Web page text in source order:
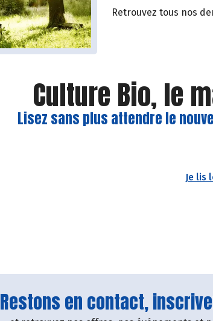
Retrouvez tous nos
Culture Bio, le
Lisez sans plus attendre le
Je lis
Restons en contact,